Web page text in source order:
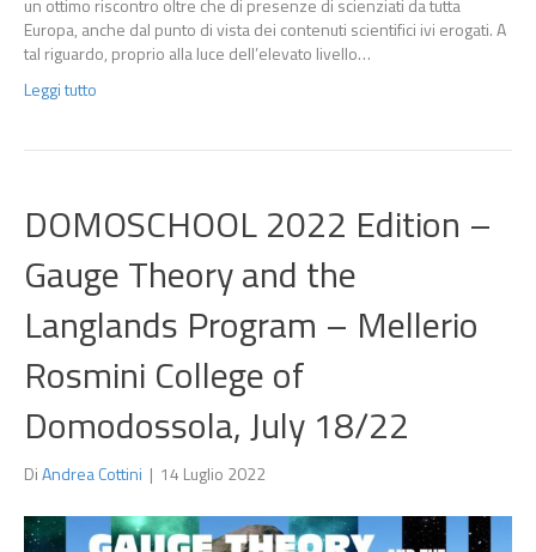
un ottimo riscontro oltre che di presenze di scienziati da tutta
Europa, anche dal punto di vista dei contenuti scientifici ivi erogati. A
tal riguardo, proprio alla luce dell’elevato livello…
Leggi tutto
DOMOSCHOOL 2022 Edition –
Gauge Theory and the
Langlands Program – Mellerio
Rosmini College of
Domodossola, July 18/22
DiAndrea Cottini | 14 Luglio 2022